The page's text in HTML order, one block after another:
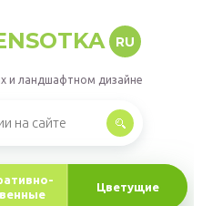
RU
и ландшафтном дизайне
Цветущие